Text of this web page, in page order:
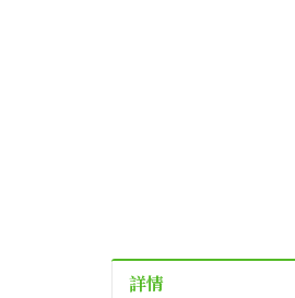
詳情